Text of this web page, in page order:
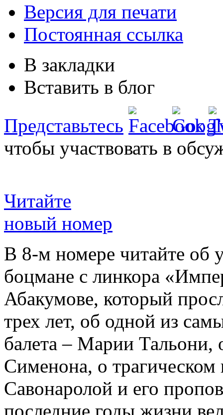
Версия для печати
Постоянная ссылка
В закладки
Вставить в блог
Представьтесь
чтобы участвовать в
Читайте
новый номер
В 8-м номере читайте об
боцмане с линкора
Абакумове, который
трех лет, об одной из
балета – Марии
Сименона, о трагическом
Савонаролой и его
последние годы жизни